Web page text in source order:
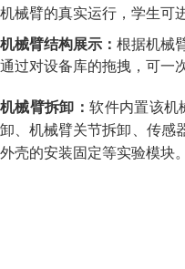
机械臂的真实运行，学生可
机械臂结构展示： 根据机械
通过对设备库的拖拽，可一
机械臂拆卸：软件内置该机
卸、机械臂关节拆卸、传感
外壳的安装固定等实验模块。